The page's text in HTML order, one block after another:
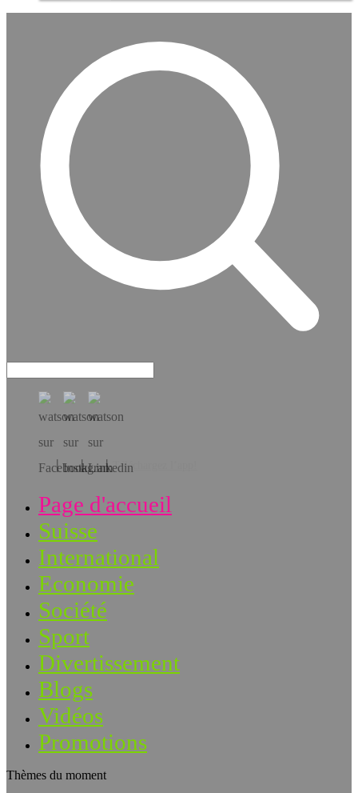
Téléchargez l’app!
Page d'accueil
Suisse
International
Economie
Société
Sport
Divertissement
Blogs
Vidéos
Promotions
Thèmes du moment